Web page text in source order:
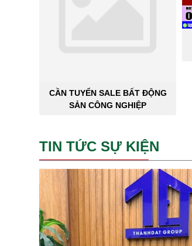
CẦN TUYỂN SALE BẤT ĐỘNG
SẢN CÔNG NGHIỆP
TIN TỨC SỰ KIỆN